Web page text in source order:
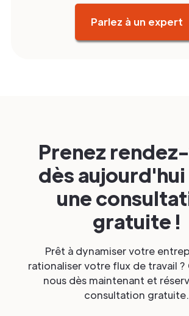
Parlez à un expert
Prenez
dès
une
gratuite !
Prêt à dynamiser votre
rationaliser votre flux de travail
nous dès maintenant et
consultation gratuite.